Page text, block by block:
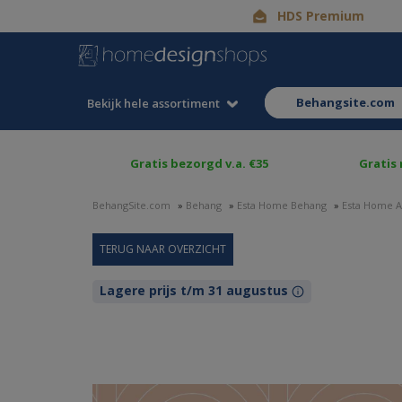
HDS Premium
Bekijk hele assortiment behangsite.com
Gratis bezorgd v.a. €35 Gratis
BehangSite.com » Behang » Esta Home Behang » Esta Home
Lagere prijs t/m 31 augustus